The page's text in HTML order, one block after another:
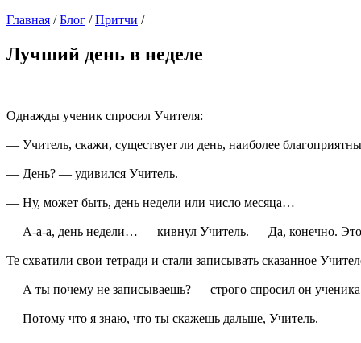
Главная /Блог /Притчи /
Лучший день в неделе
Однажды ученик спросил Учителя:
— Учитель, скажи, существует ли день, наиболее
— День? — удивился Учитель.
— Ну, может быть, день недели или число месяца…
— А-а-а, день недели… — кивнул Учитель. — Да, конечно.
Те схватили свои тетради и стали записывать сказанное
— А ты почему не записываешь? — строго спросил он
— Потому что я знаю, что ты скажешь дальше, Учитель.